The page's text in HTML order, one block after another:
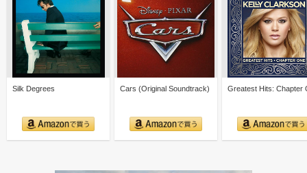
Silk Degrees Cars (Original Soundtrack) Greatest Hits: Chapter